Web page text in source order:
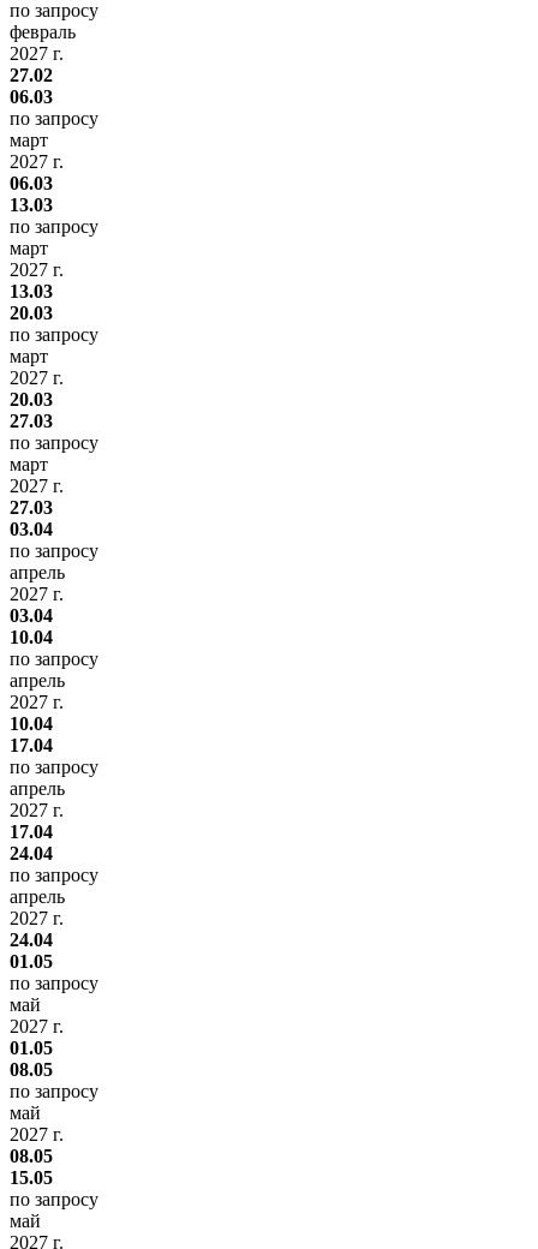
по запросу
февраль
2027 г.
27.02
06.03
по запросу
март
2027 г.
06.03
13.03
по запросу
март
2027 г.
13.03
20.03
по запросу
март
2027 г.
20.03
27.03
по запросу
март
2027 г.
27.03
03.04
по запросу
апрель
2027 г.
03.04
10.04
по запросу
апрель
2027 г.
10.04
17.04
по запросу
апрель
2027 г.
17.04
24.04
по запросу
апрель
2027 г.
24.04
01.05
по запросу
май
2027 г.
01.05
08.05
по запросу
май
2027 г.
08.05
15.05
по запросу
май
2027 г.